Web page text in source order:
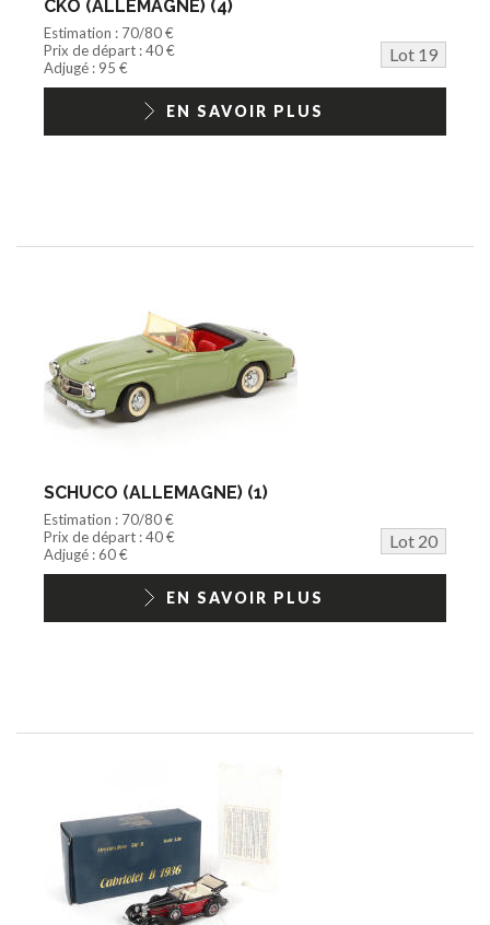
CKO (ALLEMAGNE) (4)
Estimation : 70/80 €
Prix de départ : 40 €
Lot 19
Adjugé : 95 €
EN SAVOIR PLUS
SCHUCO (ALLEMAGNE) (1)
Estimation : 70/80 €
Prix de départ : 40 €
Lot 20
Adjugé : 60 €
EN SAVOIR PLUS